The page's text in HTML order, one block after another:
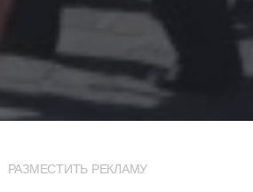
РАЗМЕСТИТЬ РЕКЛАМУ